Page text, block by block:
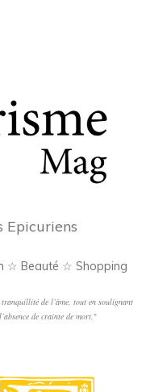
Epicuriens
☆ Beauté ☆ Shopping
de l’âme, tout en soulignant
de crainte de mort."